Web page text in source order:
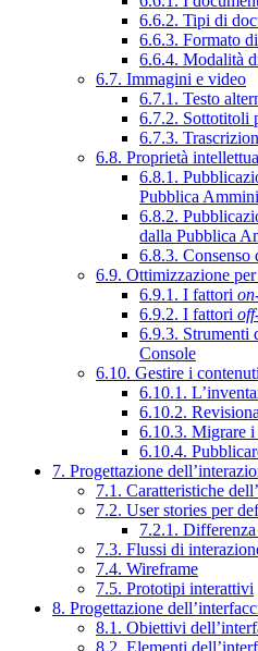
6.6.2. Tipi di
6.6.3. Formato
6.6.4. Modalità
6.7. Immagini e video
6.7.1. Testo
6.7.2. Sottotitoli
6.7.3.
6.8. Proprietà
6.8.1.
Pubblica
6.8.2.
dalla Pubblica
6.8.3. Consenso
6.9. Ottimizzazione
6.9.1. I fattori
6.9.2. I fattori
6.9.3. Strumenti
Console
6.10. Gestire i contenuti
6.10.1.
6.10.2.
6.10.3. Migrare i
6.10.4.
7. Progettazione
7.1. Caratteristiche
7.2. User stories per
7.2.1. Differenza
7.3. Flussi di
7.4. Wireframe
7.5. Prototipi interattivi
8. Progettazione
8.1. Obiettivi
8.2. Elementi